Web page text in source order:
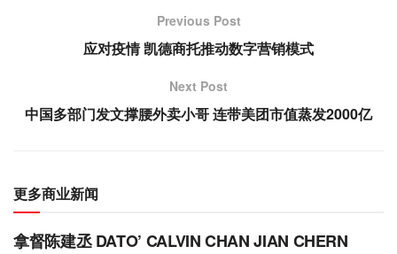
Previous Post
应对疫情 凯德商托推动数字营销模式
Next Post
中国多部门发文撑腰外卖小哥 连带美团市值蒸发2000亿
更多商业新闻
拿督陈建丞 DATO’ CALVIN CHAN JIAN CHERN